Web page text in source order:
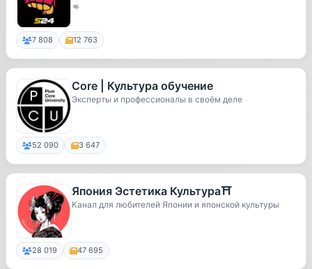
👊
7 808 12 763
Core | Культура обучение
Эксперты и профессионалы в своём деле
52 090 3 647
Япония Эстетика Культура⛩
Канал для любителей Японии и японской культуры
28 019 47 695